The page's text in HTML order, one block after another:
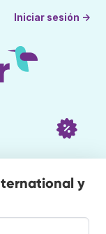
Iniciar sesión →
y